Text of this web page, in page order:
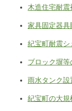
木造住宅耐
家具固定器
紀宝町耐震
ブロック塀
雨水タンク
紀宝町の大